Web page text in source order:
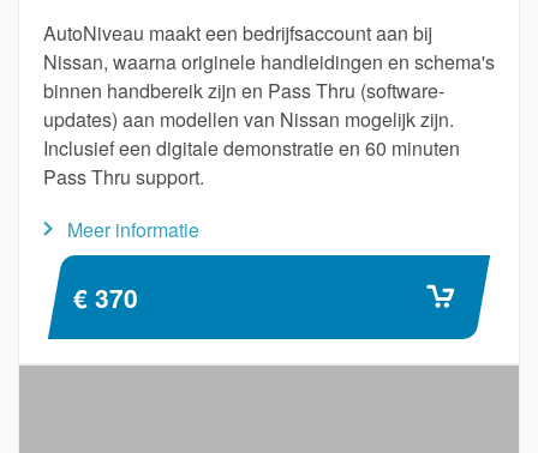
AutoNiveau maakt een bedrijfsaccount aan bij
Nissan, waarna originele handleidingen en schema's
binnen handbereik zijn en Pass Thru (software-
updates) aan modellen van Nissan mogelijk zijn.
Inclusief een digitale demonstratie en 60 minuten
Pass Thru support.
Meer informatie
€ 370